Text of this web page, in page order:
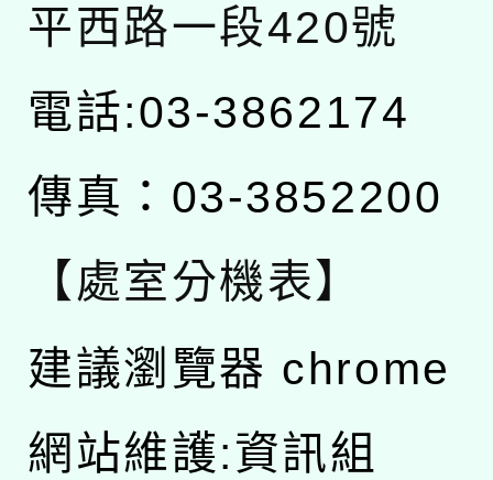
平西路一段420號
電話:03-3862174
傳真：03-3852200
【處室分機表】
建議瀏覽器 chrome
網站維護:資訊組